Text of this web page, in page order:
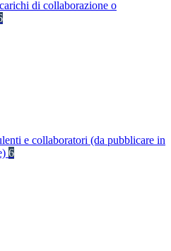
di collaborazione o
e collaboratori (da pubblicare in
6